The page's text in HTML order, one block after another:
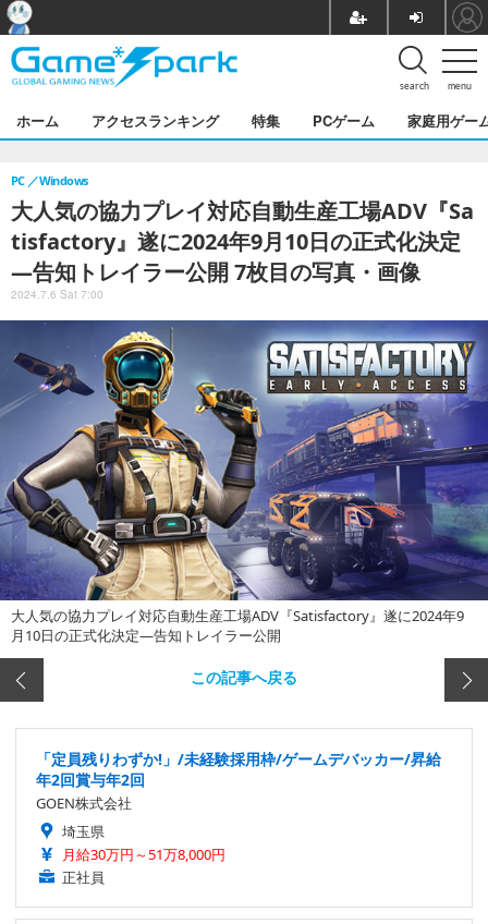
menu
search
ホーム アクセスランキング 特集 PCゲーム 家庭用ゲー
大人気の協力プレイ対応自動生産工場ADV『Sa
tisfactory』遂に2024年9月10日の正式化決定
―告知トレイラー公開 7枚目の写真・画像
PC Windows
2024.7.6 Sat 7:00
大人気の協力プレイ対応自動生産工場ADV『Satisfactory』遂に2024年9
月10日の正式化決定―告知トレイラー公開
この記事へ戻る
「定員残りわずか!」/未経験採用枠/ゲームデバッカー/昇給
年2回賞与年2回
GOEN株式会社
埼玉県
月給30万円～51万8,000円
正社員